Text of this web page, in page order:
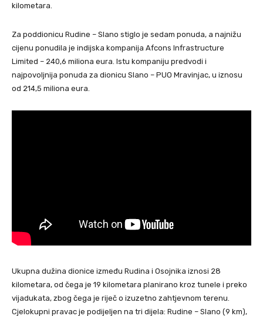
kilometara.
Za poddionicu Rudine – Slano stiglo je sedam ponuda, a najnižu
cijenu ponudila je indijska kompanija Afcons Infrastructure
Limited – 240,6 miliona eura. Istu kompaniju predvodi i
najpovoljnija ponuda za dionicu Slano – PUO Mravinjac, u iznosu
od 214,5 miliona eura.
Ukupna dužina dionice između Rudina i Osojnika iznosi 28
kilometara, od čega je 19 kilometara planirano kroz tunele i preko
vijadukata, zbog čega je riječ o izuzetno zahtjevnom terenu.
Cjelokupni pravac je podijeljen na tri dijela: Rudine – Slano (9 km),